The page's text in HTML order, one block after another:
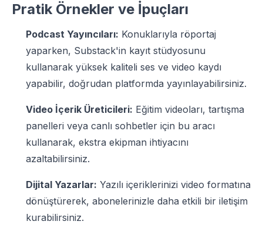
Pratik Örnekler ve İpuçları
Podcast Yayıncıları: Konuklarıyla röportaj
yaparken, Substack'in kayıt stüdyosunu
kullanarak yüksek kaliteli ses ve video kaydı
yapabilir, doğrudan platformda yayınlayabilirsiniz.
Video İçerik Üreticileri: Eğitim videoları, tartışma
panelleri veya canlı sohbetler için bu aracı
kullanarak, ekstra ekipman ihtiyacını
azaltabilirsiniz.
Dijital Yazarlar: Yazılı içeriklerinizi video formatına
dönüştürerek, abonelerinizle daha etkili bir iletişim
kurabilirsiniz.